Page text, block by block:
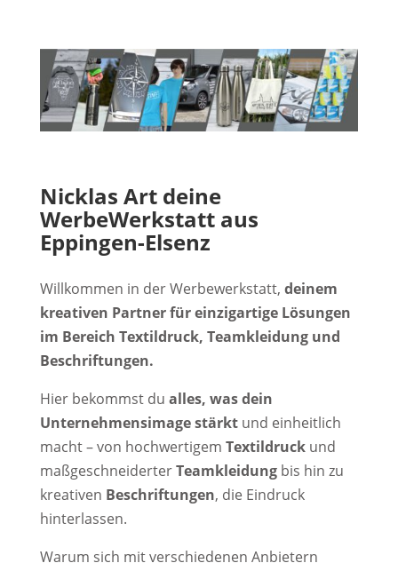
Nicklas Art deine
WerbeWerkstatt aus
Eppingen-Elsenz
Willkommen in der Werbewerkstatt, deinem
kreativen Partner für einzigartige Lösungen
im Bereich Textildruck, Teamkleidung und
Beschriftungen.
Hier bekommst du alles, was dein
Unternehmensimage stärktund einheitlich
macht – von hochwertigem Textildruckund
maßgeschneiderterTeamkleidungbis hin zu
kreativen Beschriftungen, die Eindruck
hinterlassen.
Warum sich mit verschiedenen Anbietern